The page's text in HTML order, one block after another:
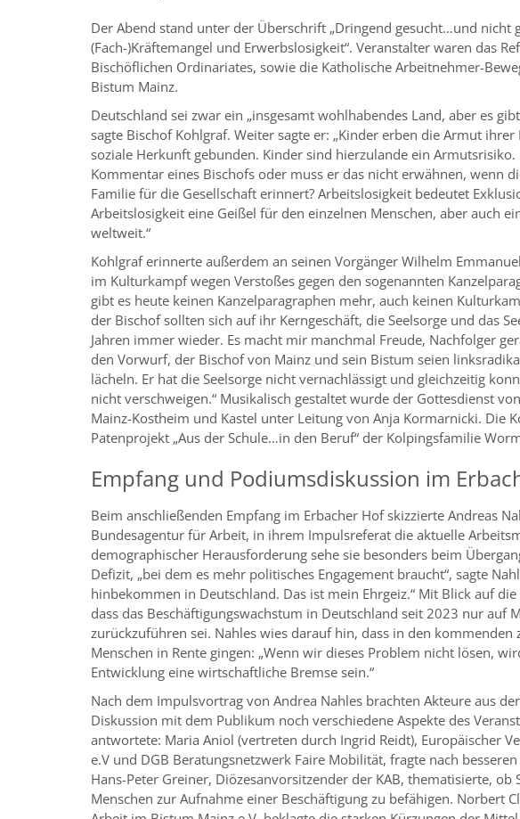
Der Abend stand unter der Überschrift „Dringend gesucht…und nicht
(Fach-)Kräftemangel und Erwerbslosigkeit“. Veranstalter waren das
Bischöflichen Ordinariates, sowie die Katholische Arbeitnehmer-
Bistum Mainz.
Deutschland sei zwar ein „insgesamt wohlhabendes Land, aber es
sagte Bischof Kohlgraf. Weiter sagte er: „Kinder erben die Armut
soziale Herkunft gebunden. Kinder sind hierzulande ein
Kommentar eines Bischofs oder muss er das nicht erwähnen, wenn
Familie für die Gesellschaft erinnert? Arbeitslosigkeit bedeutet
Arbeitslosigkeit eine Geißel für den einzelnen Menschen, aber auch
weltweit.“
Kohlgraf erinnerte außerdem an seinen Vorgänger Wilhelm
im Kulturkampf wegen Verstoßes gegen den sogenannten
gibt es heute keinen Kanzelparagraphen mehr, auch keinen
der Bischof sollten sich auf ihr Kerngeschäft, die Seelsorge und das
Jahren immer wieder. Es macht mir manchmal Freude, Nachfolger
den Vorwurf, der Bischof von Mainz und sein Bistum seien
lächeln. Er hat die Seelsorge nicht vernachlässigt und gleichzeitig
nicht verschweigen.“ Musikalisch gestaltet wurde der Gottesdienst
Mainz-Kostheim und Kastel unter Leitung von Anja Kormarnicki. Die
Patenprojekt „Aus der Schule…in den Beruf“ der Kolpingsfamilie
Empfang und Podiumsdiskussion im
Beim anschließenden Empfang im Erbacher Hof skizzierte Andreas
Bundesagentur für Arbeit, in ihrem Impulsreferat die aktuelle
demographischer Herausforderung sehe sie besonders beim
Defizit, „bei dem es mehr politisches Engagement braucht“, sagte
hinbekommen in Deutschland. Das ist mein Ehrgeiz.“ Mit Blick auf
dass das Beschäftigungswachstum in Deutschland seit 2023 nur auf
zurückzuführen sei. Nahles wies darauf hin, dass in den kommenden
Menschen in Rente gingen: „Wenn wir dieses Problem nicht lösen,
Entwicklung eine wirtschaftliche Bremse sein.“
Nach dem Impulsvortrag von Andrea Nahles brachten Akteure aus
Diskussion mit dem Publikum noch verschiedene Aspekte des
antwortete: Maria Aniol (vertreten durch Ingrid Reidt), Europäischer
e.V und DGB Beratungsnetzwerk Faire Mobilität, fragte nach
Hans-Peter Greiner, Diözesanvorsitzender der KAB, thematisierte,
Menschen zur Aufnahme einer Beschäftigung zu befähigen. Norbert